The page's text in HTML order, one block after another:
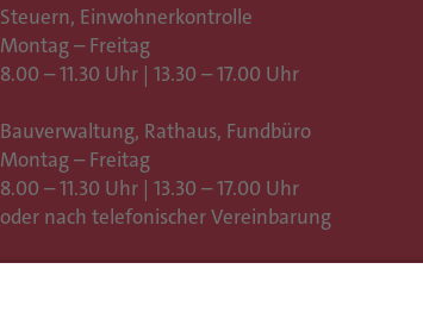
Steuern, Einwohnerkontrolle
Montag – Freitag
8.00 – 11.30 Uhr | 13.30 – 17.00 Uhr
Bauverwaltung, Rathaus, Fundbüro
Montag – Freitag
8.00 – 11.30 Uhr | 13.30 – 17.00 Uhr
oder nach telefonischer Vereinbarung